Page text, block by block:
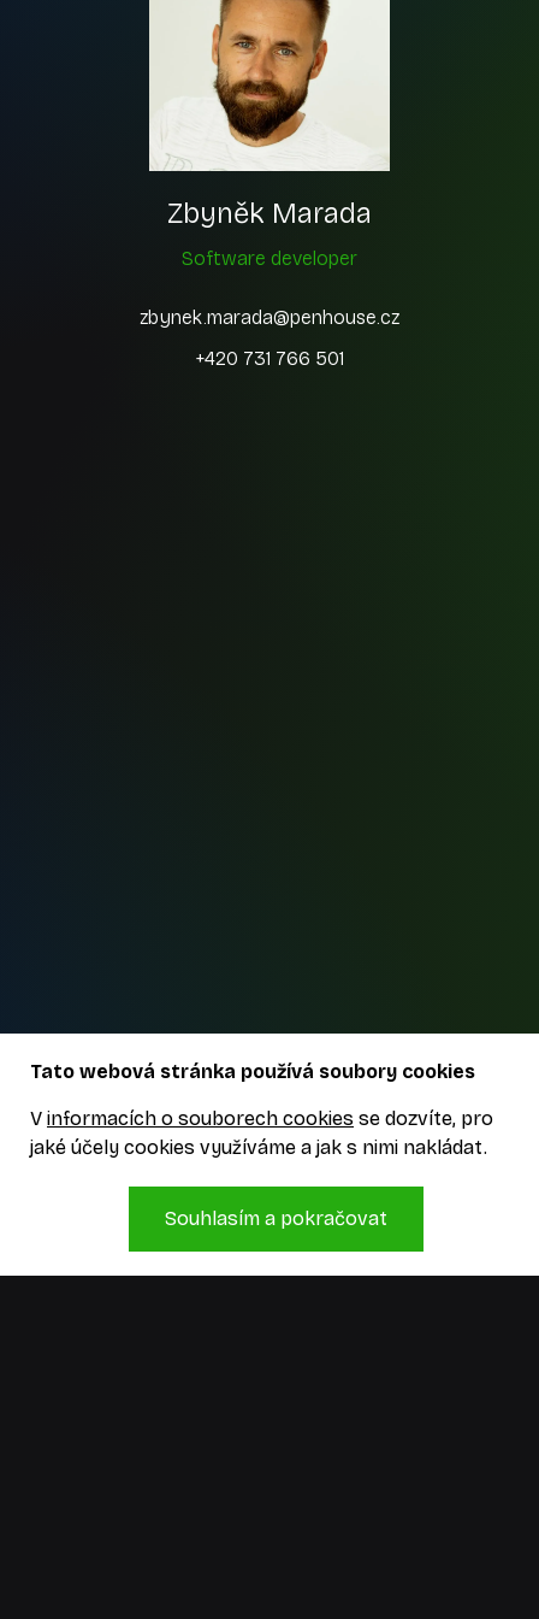
Zbyněk Marada
Software developer
zbynek.marada@penhouse.cz
+420 731 766 501
Tato webová stránka používá soubory cookies
V informacích o souborech cookies se dozvíte, pro
jaké účely cookies využíváme a jak s nimi nakládat.
Souhlasím a pokračovat